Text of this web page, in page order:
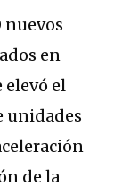
nuevos
en
elevó el
unidades
de la